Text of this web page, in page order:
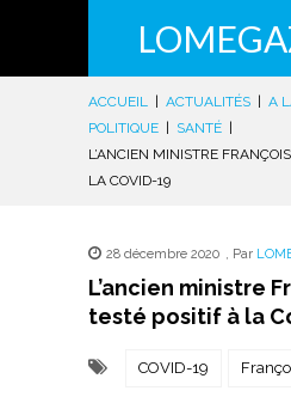
ACCUEIL ACTUALITÉS A
POLITIQUE
SANTÉ
L’ANCIEN MINISTRE
LA COVID-19
28 décembre 2020 , Par
L’ancien ministre
testé positif à la
COVID-19